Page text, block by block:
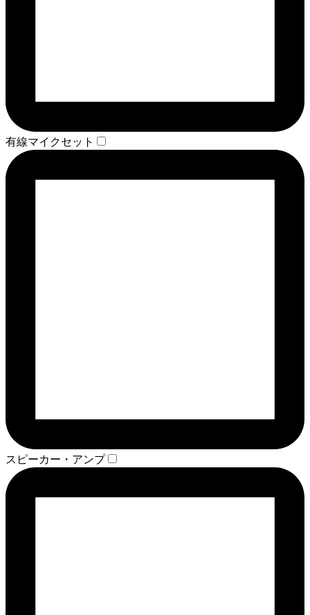
有線マイクセット
スピーカー・アンプ